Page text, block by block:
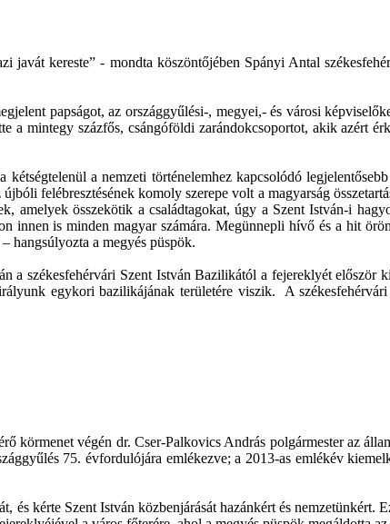
kereste” - mondta köszöntőjében Spányi Antal
papságot, az országgyűlési-, megyei,- és városi
a mintegy százfős, csángóföldi zarándokcsoportot, akik azért
a nemzeti történelemhez kapcsolódó
felébresztésének komoly szerepe volt a magyarság
amelyek összekötik a családtagokat, úgy a Szent István-i
innen is minden magyar számára. Megünnepli hívő és a hit
hangsúlyozta a megyés püspök.
a székesfehérvári Szent István Bazilikától a fejereklyét először
egykori bazilikájának területére viszik. A
körmenet végén dr. Cser-Palkovics András polgármester az
75. évfordulójára emlékezve; a 2013-as emlékév
kérte Szent István közbenjárását hazánkért és nemzetünkért.